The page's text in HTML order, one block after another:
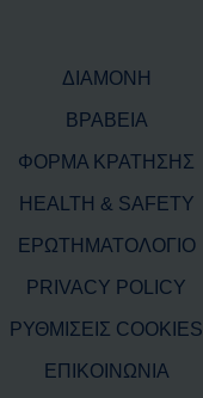
ΔΙΑΜΟΝΗ
ΒΡΑΒΕΙΑ
ΦΟΡΜΑ ΚΡΑΤΗΣΗΣ
HEALTH & SAFETY
ΕΡΩΤΗΜΑΤΟΛΟΓΙΟ
PRIVACY POLICY
ΡΥΘΜΙΣΕΙΣ COOKIES
ΕΠΙΚΟΙΝΩΝΙΑ